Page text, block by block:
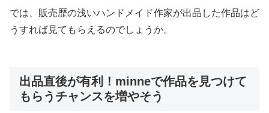
では、販売歴の浅いハンドメイド作家が出品した作品はど
うすれば見てもらえるのでしょうか。
出品直後が有利！minneで作品を見つけて
もらうチャンスを増やそう